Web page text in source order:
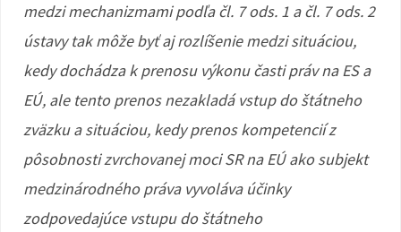
medzi mechanizmami podľa čl. 7 ods. 1 a čl. 7 ods. 2
ústavy tak môže byť aj rozlíšenie medzi situáciou,
kedy dochádza k prenosu výkonu časti práv na ES a
EÚ, ale tento prenos nezakladá vstup do štátneho
zväzku a situáciou, kedy prenos kompetencií z
pôsobnosti zvrchovanej moci SR na EÚ ako subjekt
medzinárodného práva vyvoláva účinky
zodpovedajúce vstupu do štátneho